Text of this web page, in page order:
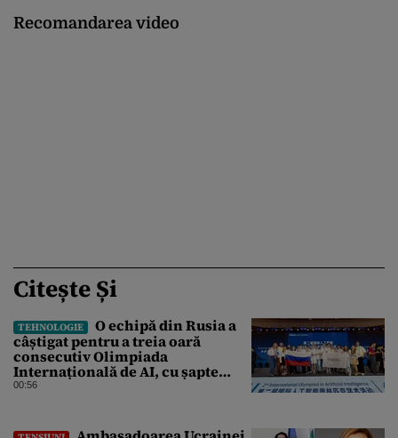
Recomandarea video
Citește Și
TEHNOLOGIE
O echipă din Rusia a
câștigat pentru a treia oară
consecutiv Olimpiada
Internațională de AI, cu șapte
medalii din aur și una de bronz
00:56